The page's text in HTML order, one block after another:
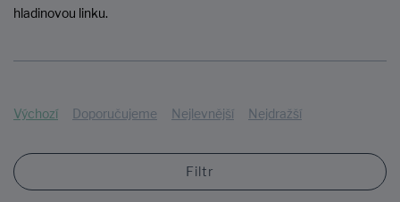
hladinovou linku.
Výchozí Doporučujeme Nejlevnější Nejdražší
Filtr